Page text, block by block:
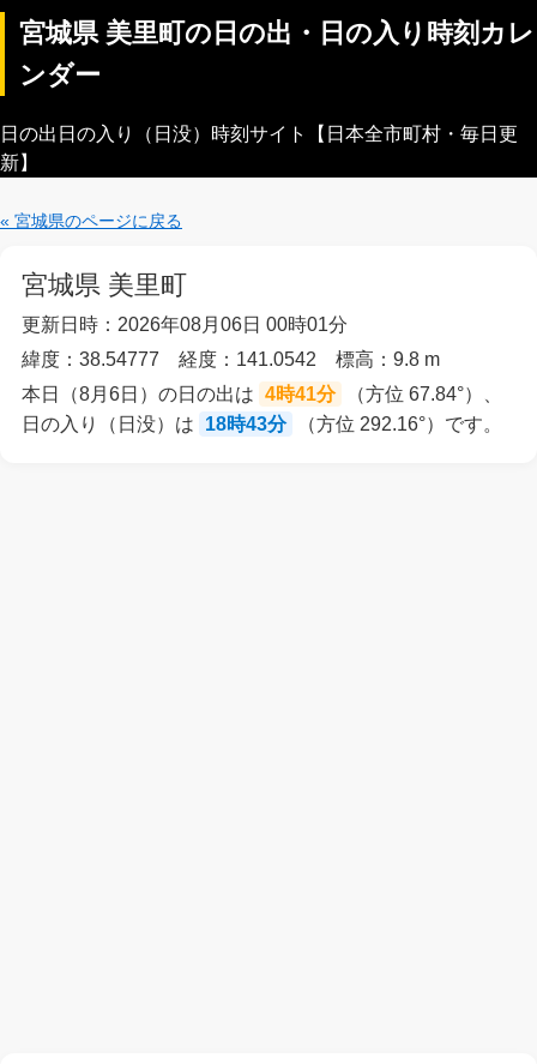
宮城県 美里町の日の出・日の入り時刻カレ
ンダー
日の出日の入り（日没）時刻サイト【日本全市町村・毎日更
新】
« 宮城県のページに戻る
宮城県 美里町
更新日時：2026年08月06日 00時01分
緯度：38.54777 経度：141.0542 標高：9.8 m
本日（8月6日）の日の出は 4時41分
（方位 67.84°）、
日の入り（日没）は
18時43分 （方位 292.16°）です。